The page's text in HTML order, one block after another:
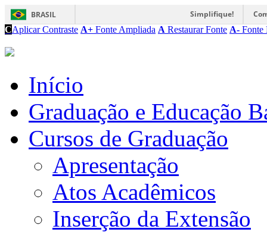
BRASIL Simplifique!
CAplicar Contraste A+ Fonte Ampliada A Restaurar Fonte A- Fonte
Início
Graduação e Educação
Cursos de Graduação
Apresentação
Atos Acadêmicos
Inserção da Extensão